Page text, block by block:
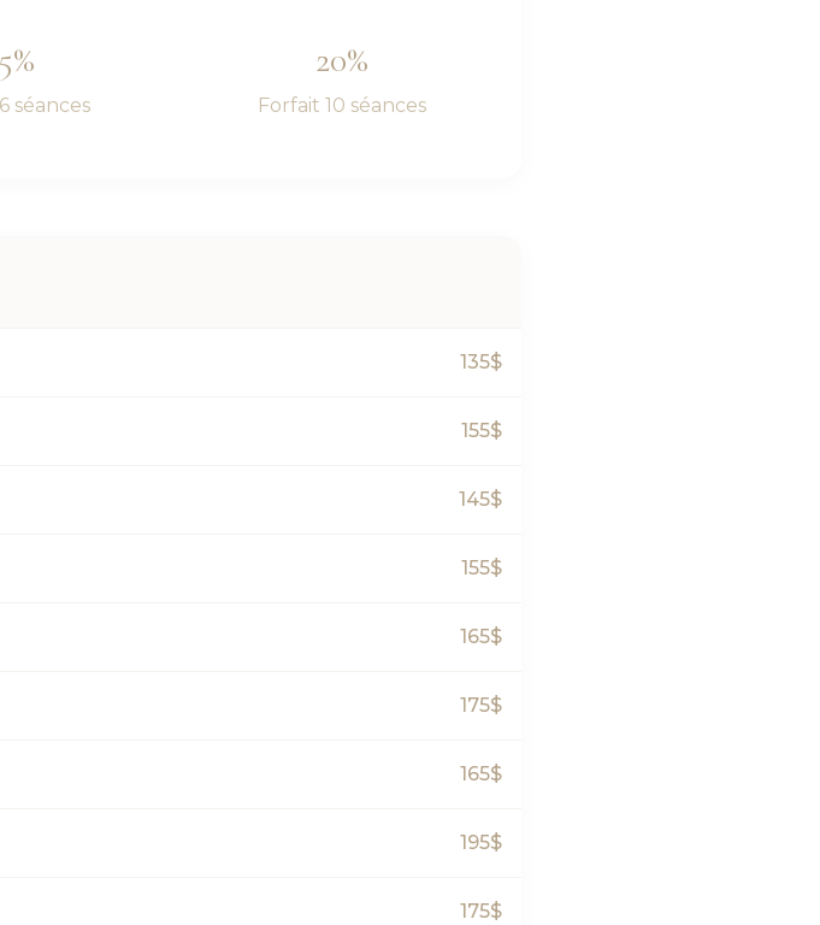
séances
20%
Forfait 10 séances
135$
155$
145$
155$
165$
175$
165$
195$
175$